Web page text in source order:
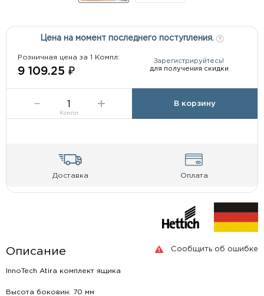
Цена на момент последнего поступления.
Розничная цена за 1 Компл:
9 109.25 ₽
Зарегистрируйтесь!
для получения скидки
Компл
В корзину
Доставка Оплата
Сообщить об ошибке
Описание
InnoTech Atira комплект ящика
Высота боковин: 70 мм